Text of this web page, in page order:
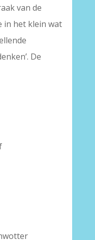
van de
in het klein wat
De